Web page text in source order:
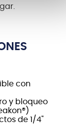
con
y bloqueo
de 1/4"